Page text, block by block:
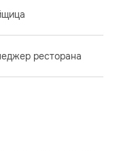
ресторана